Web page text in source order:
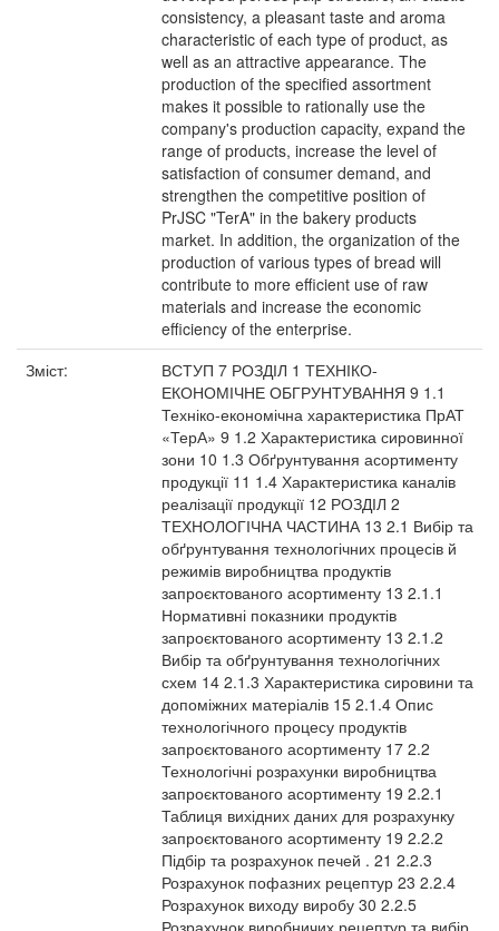
consistency, a pleasant taste and aroma
characteristic of each type of product, as
well as an attractive appearance. The
production of the specified assortment
makes it possible to rationally use the
company's production capacity, expand the
range of products, increase the level of
satisfaction of consumer demand, and
strengthen the competitive position of
PrJSC "TerA" in the bakery products
market. In addition, the organization of the
production of various types of bread will
contribute to more efficient use of raw
materials and increase the economic
efficiency of the enterprise.
Зміст:
ВСТУП 7 РОЗДІЛ 1 ТЕХНІКО-
ЕКОНОМІЧНЕ ОБГРУНТУВАННЯ 9 1.1
Техніко-економічна характеристика ПрАТ
«ТерА» 9 1.2 Характеристика сировинної
зони 10 1.3 Обґрунтування асортименту
продукції 11 1.4 Характеристика каналів
реалізації продукції 12 РОЗДІЛ 2
ТЕХНОЛОГІЧНА ЧАСТИНА 13 2.1 Вибір та
обґрунтування технологічних процесів й
режимів виробництва продуктів
запроєктованого асортименту 13 2.1.1
Нормативні показники продуктів
запроєктованого асортименту 13 2.1.2
Вибір та обґрунтування технологічних
схем 14 2.1.3 Характеристика сировини та
допоміжних матеріалів 15 2.1.4 Опис
технологічного процесу продуктів
запроєктованого асортименту 17 2.2
Технологічні розрахунки виробництва
запроєктованого асортименту 19 2.2.1
Таблиця вихідних даних для розрахунку
запроєктованого асортименту 19 2.2.2
Підбір та розрахунок печей . 21 2.2.3
Розрахунок пофазних рецептур 23 2.2.4
Розрахунок виходу виробу 30 2.2.5
Розрахунок виробничих рецептур та вибір